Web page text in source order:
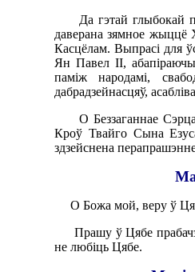
Да гэтай глыбокай
даверана зямное жыццё
Касцёлам. Выпрасі для
Ян Павел II,
паміж народамі,
дабрадзейнасцяў,
О Беззаганнае Сэрца,
Кроў Твайго Сына
здзейснена
О Божа мой, веру ў
Прашу ў Цябе
не любіць Цябе.